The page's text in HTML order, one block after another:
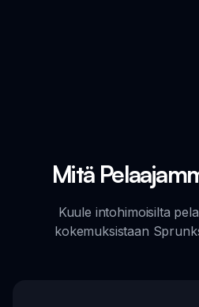
Mitä
Kuule intohimoisilta
kokemuksistaan